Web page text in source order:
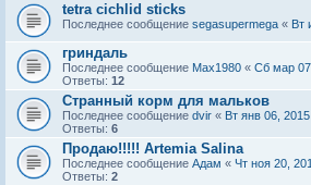
tetra cichlid sticks
Последнее сообщение segasupermega « Вт
гриндаль
Последнее сообщение Max1980 « Сб мар
Ответы: 12
Странный корм для мальков
Последнее сообщение dvir « Вт янв 06,
Ответы: 6
Продаю!!!!! Artemia Salina
Последнее сообщение Адам « Чт ноя 20,
Ответы: 2